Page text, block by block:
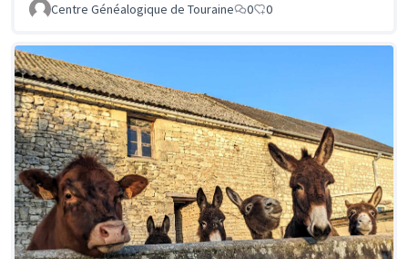
Centre Généalogique de Touraine
0 0